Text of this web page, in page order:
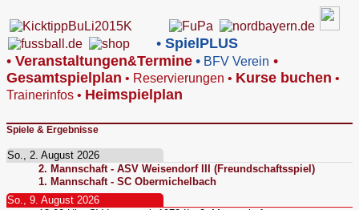
• SpielPLUS
• Veranstaltungen&Termine • BFV Verein •
Gesamtspielplan • Reservierungen • Kurse buchen •
Trainerinfos • Heimspielplan
Spiele & Ergebnisse
So., 2. August 2026
2. Mannschaft - ASV Weisendorf III (Freundschaftsspiel)
1. Mannschaft - SC Obermichelbach
So., 9. August 2026